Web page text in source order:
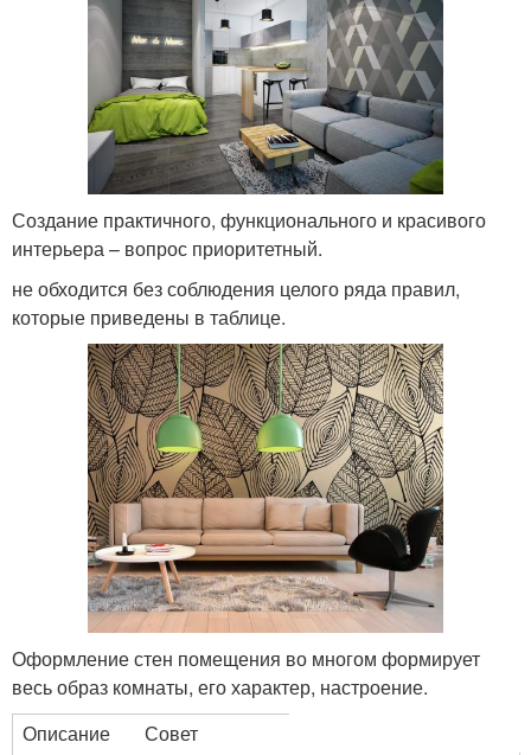
Создание практичного, функционального и красивого
интерьера – вопрос приоритетный.
не обходится без соблюдения целого ряда правил,
которые приведены в таблице.
Оформление стен помещения во многом формирует
весь образ комнаты, его характер, настроение.
Описание
Совет